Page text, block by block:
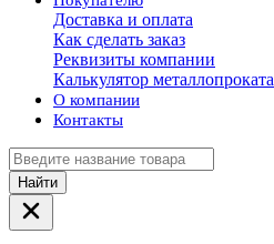
Доставка и оплата
Как сделать заказ
Реквизиты компании
Калькулятор металлопроката
О компании
Контакты
Найти